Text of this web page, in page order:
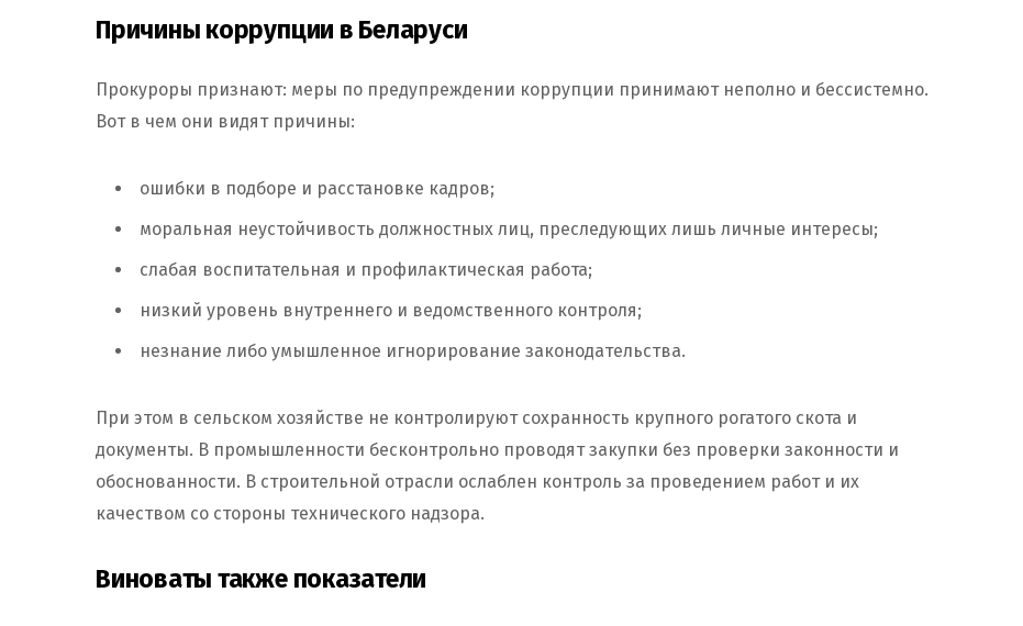
Причины коррупции в Беларуси
Прокуроры признают: меры по предупреждении коррупции принимают неполно и бессистемно.
Вот в чем они видят причины:
ошибки в подборе и расстановке кадров;
моральная неустойчивость должностных лиц, преследующих лишь личные интересы;
слабая воспитательная и профилактическая работа;
низкий уровень внутреннего и ведомственного контроля;
незнание либо умышленное игнорирование законодательства.
При этом в сельском хозяйстве не контролируют сохранность крупного рогатого скота и
документы. В промышленности бесконтрольно проводят закупки без проверки законности и
обоснованности. В строительной отрасли ослаблен контроль за проведением работ и их
качеством со стороны технического надзора.
Виноваты также показатели